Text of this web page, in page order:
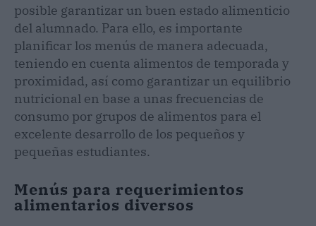
posible garantizar un buen estado alimenticio
del alumnado. Para ello, es importante
planificar los menús de manera adecuada,
teniendo en cuenta alimentos de temporada y
proximidad, así como garantizar un equilibrio
nutricional en base a unas frecuencias de
consumo por grupos de alimentos para el
excelente desarrollo de los pequeños y
pequeñas estudiantes.
Menús para requerimientos
alimentarios diversos